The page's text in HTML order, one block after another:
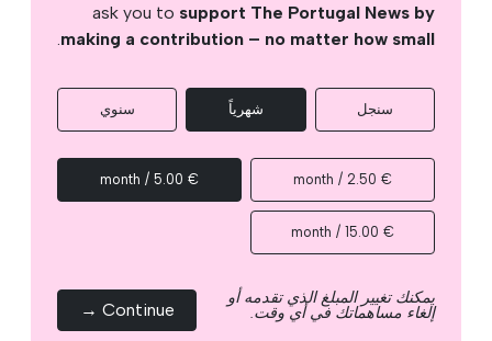
ask you to support The Portugal News by
making a contribution – no matter how small
.
سنجل شهرياً سنوي
€ 2.50 / month
€ 5.00 / month
€ 15.00 / month
يمكنك تغيير المبلغ الذي تقدمه أو
إلغاء مساهماتك في أي وقت. Continue →